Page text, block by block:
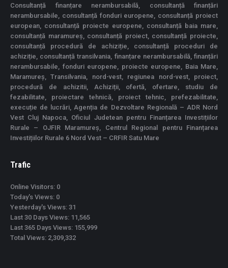
Consultanță finanțare nerambursabilă, consultanță finanțări
nerambursabile, consultanță fonduri europene, consultanță proiect
european, consultanță proiecte europene, consultanță baia mare,
consultanță maramureș, consultanță proiect, consultanță proiecte,
consultanță procedură de achiziție, consultanță proceduri de
achiziție, consultanță transilvania, finanțare nerambursabilă, finanțări
nerambursabile, fonduri europene, proiecte europene, Baia Mare,
Maramureș, Transilvania, nord-vest, regiunea nord-vest, proiect,
procedură de achizitii, Achiziții, ofertă, ofertare, studiu de
fezabilitate, proiectare tehnică, proiect tehnic, prefezabilitate,
execuție de lucrări, Agenția de Dezvoltare Regională – ADR Nord
Vest Cluj Napoca, Oficiul Judetean pentru Finanțarea Investițiilor
Rurale – OJFIR Maramureș, Centrul Regional pentru Finanțarea
Investițiilor Rurale 6 Nord Vest – CRFIR Satu Mare
Trafic
Online Visitors: 0
Today's Views: 0
Yesterday's Views: 31
Last 30 Days Views: 11,565
Last 365 Days Views: 155,999
Total Views: 2,309,332